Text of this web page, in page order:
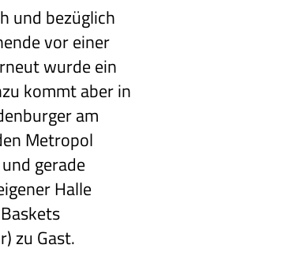
und bezüglich
vor einer
wurde ein
kommt aber in
am
Metropol
gerade
Halle
zu Gast.